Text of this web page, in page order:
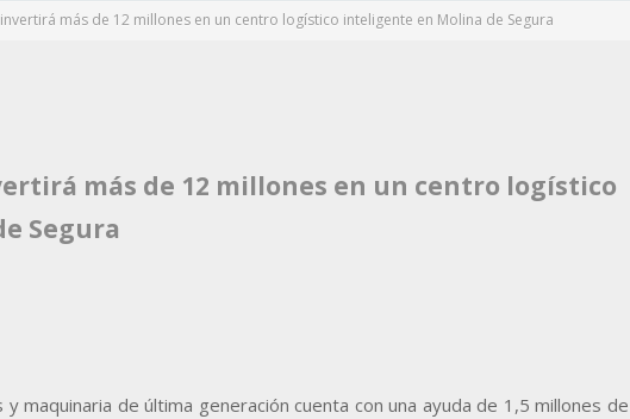
más de 12 millones en un centro logístico inteligente en Molina de Segura
más de 12 millones en un centro logístico
Segura
maquinaria de última generación cuenta con una ayuda de 1,5 millones de